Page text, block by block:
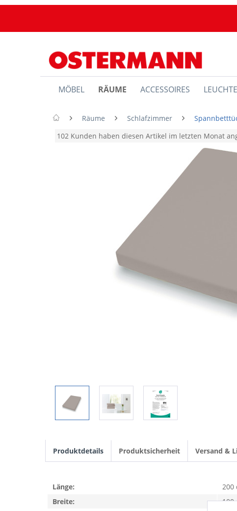
MÖBEL RÄUME ACCESSOIRES
Räume Schlafzimmer
102 Kunden haben diesen Artikel im letzten Monat
Produktdetails Produktsicherheit Versand &
Länge:
200
Breite:
100